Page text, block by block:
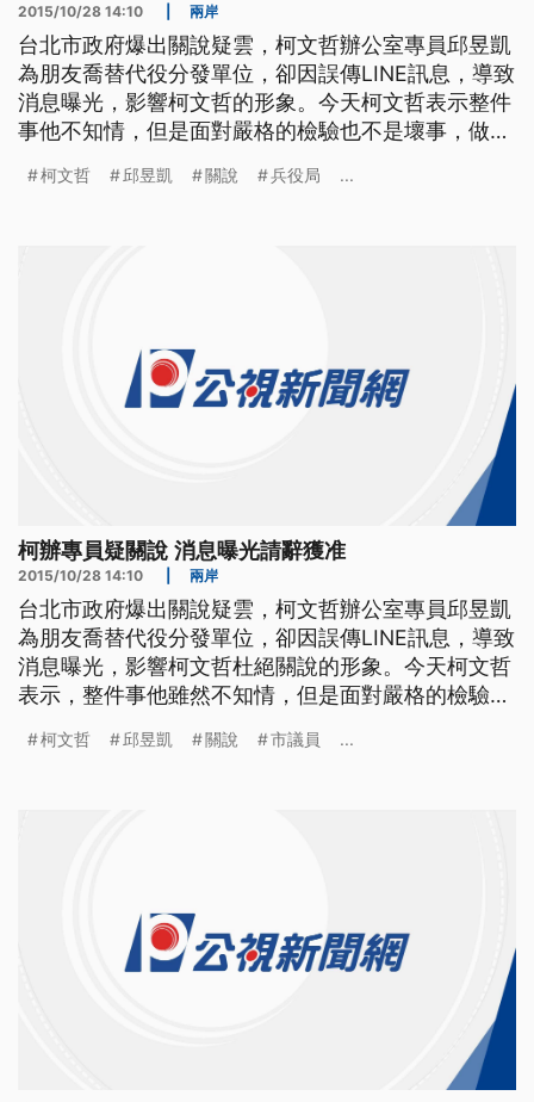
2015/10/28 14:10 兩岸
台北市政府爆出關說疑雲，柯文哲辦公室專員邱昱凱
為朋友喬替代役分發單位，卻因誤傳LINE訊息，導致
消息曝光，影響柯文哲的形象。今天柯文哲表示整件
事他不知情，但是面對嚴格的檢驗也不是壞事，做錯
無效"，但沒想到北市府卻傳出關說爭議，市長室專
柯文哲 邱昱凱 關說 兵役局 ...
柯辦專員疑關說 消息曝光請辭獲准
2015/10/28 14:10 兩岸
台北市政府爆出關說疑雲，柯文哲辦公室專員邱昱凱
為朋友喬替代役分發單位，卻因誤傳LINE訊息，導致
消息曝光，影響柯文哲杜絕關說的形象。今天柯文哲
表示，整件事他雖然不知情，但是面對嚴格的檢驗也
任，就強調"關說無效"，但沒想到北市府卻傳出關說
柯文哲 邱昱凱 關說 市議員 ...